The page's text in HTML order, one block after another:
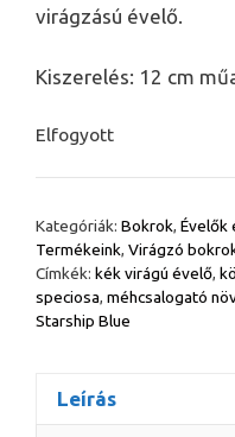
virágzású évelő.
Kiszerelés: 12 cm
Elfogyott
Kategóriák: Bokrok, Évelők
Termékeink, Virágzó
Címkék: kék virágú évelő,
speciosa, méhcsalogató
Starship Blue
Leírás